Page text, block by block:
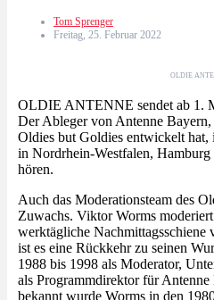
Tom Sprenger
Freitag, 25. Februar 2022
OLDIE
OLDIE ANTENNE sendet ab 1.
Der Ableger von Antenne Bayern,
Oldies but Goldies entwickelt hat,
in Nordrhein-Westfalen,
hören.
Auch das Moderationsteam des
Zuwachs. Viktor Worms
werktägliche
ist es eine Rückkehr zu seinen
1988 bis 1998 als Moderator,
als Programmdirektor für
bekannt wurde Worms in den